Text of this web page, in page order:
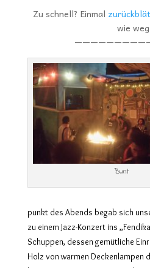
Zu schnell? Einmal
wie
Bunt
punkt des Abends begab sich
zu einem Jazz-Konzert ins
Schuppen, dessen gemütliche
Holz von warmen Deckenlampen